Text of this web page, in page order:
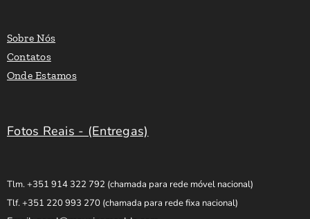
Sobre Nós
Contatos
Onde Estamos
Fotos Reais - (Entregas)
Tlm. +351 914 322 792 (chamada para rede móvel nacional)
Tlf. +351 220 993 270 (chamada para rede fixa nacional)